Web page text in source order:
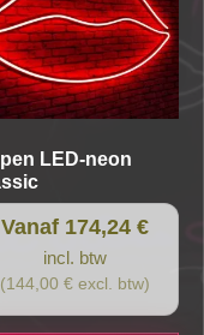
LED-neon
Vanaf 174,24 €
incl. btw
(144,00 € excl. btw)